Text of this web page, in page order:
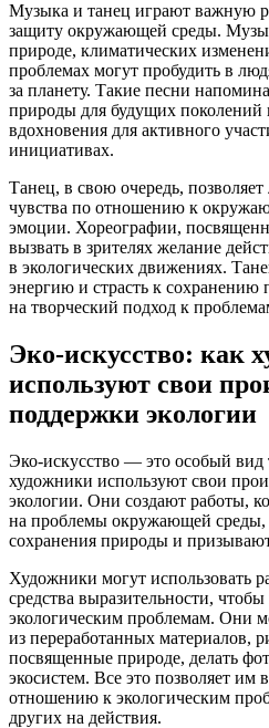
Музыка и танец играют важную
защиту окружающей среды.
природе, климатических
проблемах могут пробудить в
за планету. Такие песни
природы для будущих поколений
вдохновения для активного
инициативах.
Танец, в свою очередь,
чувства по отношению к
эмоции. Хореографии,
вызвать в зрителях желание
в экологических движениях.
энергию и страсть к
на творческий подход к
Эко-искусство: как
используют свои
поддержки экологии
Эко-искусство — это особый вид
художники используют свои
экологии. Они создают работы,
на проблемы окружающей среды,
сохранения природы и
Художники могут использовать
средства выразительности,
экологическим проблемам. Они
из переработанных материалов,
посвященные природе, делать
экосистем. Все это позволяет
отношению к экологическим
других на действия.